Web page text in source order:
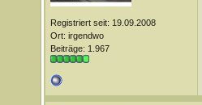
Registriert seit: 19.09.2008
Ort: irgendwo
Beiträge: 1.967